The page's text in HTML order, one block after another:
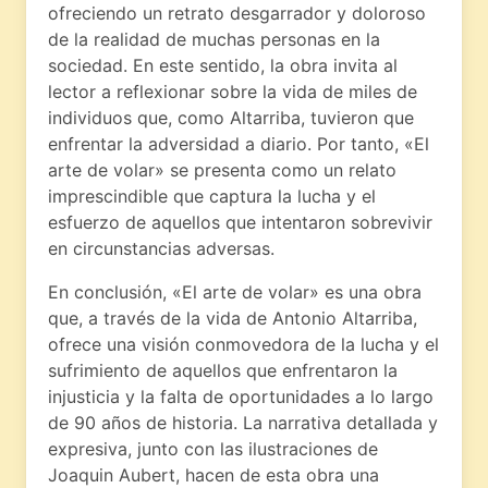
ofreciendo un retrato desgarrador y doloroso
de la realidad de muchas personas en la
sociedad. En este sentido, la obra invita al
lector a reflexionar sobre la vida de miles de
individuos que, como Altarriba, tuvieron que
enfrentar la adversidad a diario. Por tanto, «El
arte de volar» se presenta como un relato
imprescindible que captura la lucha y el
esfuerzo de aquellos que intentaron sobrevivir
en circunstancias adversas.
En conclusión, «El arte de volar» es una obra
que, a través de la vida de Antonio Altarriba,
ofrece una visión conmovedora de la lucha y el
sufrimiento de aquellos que enfrentaron la
injusticia y la falta de oportunidades a lo largo
de 90 años de historia. La narrativa detallada y
expresiva, junto con las ilustraciones de
Joaquin Aubert, hacen de esta obra una